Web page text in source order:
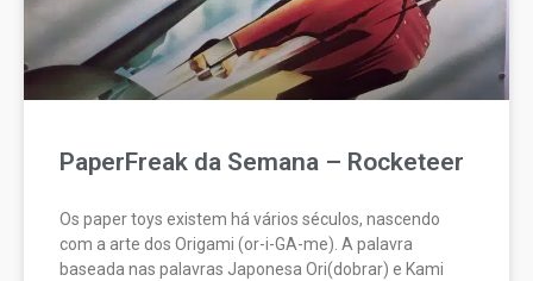
PaperFreak da Semana – Rocketeer
Os paper toys existem há vários séculos, nascendo
com a arte dos Origami (or-i-GA-me). A palavra
baseada nas palavras Japonesa Ori(dobrar) e Kami